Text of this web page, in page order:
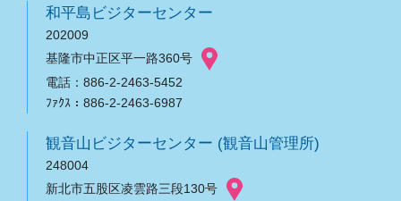
和平島ビジターセンター
202009
基隆市中正区平一路360号
電話：886-2-2463-5452
ﾌｧｸｽ：886-2-2463-6987
観音山ビジターセンター (観音山管理所)
248004
新北市五股区凌雲路三段130号